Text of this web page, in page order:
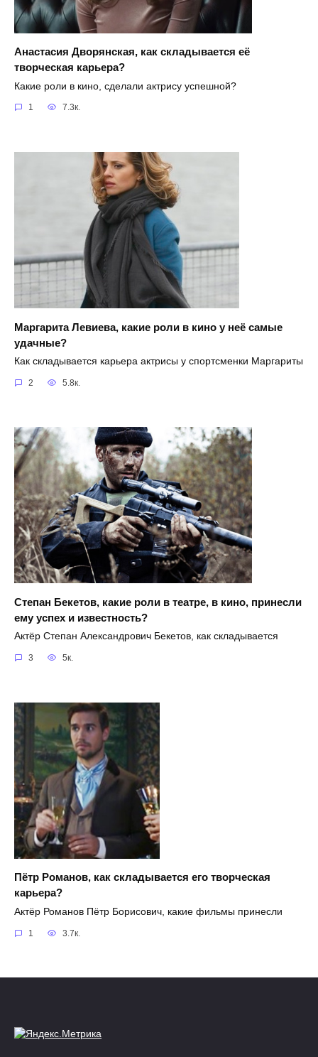
Анастасия Дворянская, как складывается её
творческая карьера?
Какие роли в кино, сделали актрису успешной?
1 7.3к.
Маргарита Левиева, какие роли в кино у неё самые
удачные?
Как складывается карьера актрисы у спортсменки Маргариты
2 5.8к.
Степан Бекетов, какие роли в театре, в кино, принесли
ему успех и известность?
Актёр Степан Александрович Бекетов, как складывается
3 5к.
Пётр Романов, как складывается его творческая
карьера?
Актёр Романов Пётр Борисович, какие фильмы принесли
1 3.7к.